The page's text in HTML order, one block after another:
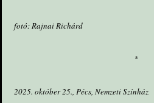
fotó: Rajnai Richárd
*
2025. október 25., Pécs, Nemzeti Színház